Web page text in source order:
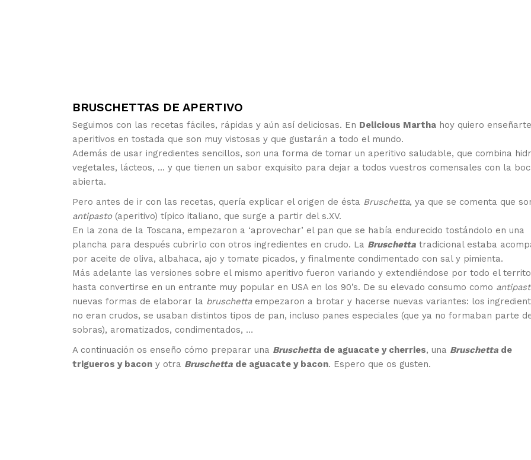
BRUSCHETTAS DE APERTIVO
Seguimos con las recetas fáciles, rápidas y aún así deliciosas. En Delicious Martha hoy quiero
aperitivos en tostada que son muy vistosas y que gustarán a todo el mundo.
Además de usar ingredientes sencillos, son una forma de tomar un aperitivo saludable, que combina
vegetales, lácteos, … y que tienen un sabor exquisito para dejar a todos vuestros comensales con la
abierta.
Pero antes de ir con las recetas, quería explicar el origen de ésta Bruschetta, ya que se comenta que
antipasto(aperitivo) típico italiano, que surge a partir del s.XV.
En la zona de la Toscana, empezaron a ‘aprovechar’ el pan que se había endurecido tostándolo en una
plancha para después cubrirlo con otros ingredientes en crudo. La Bruschetta tradicional estaba
por aceite de oliva, albahaca, ajo y tomate picados, y finalmente condimentado con sal y pimienta.
Más adelante las versiones sobre el mismo aperitivo fueron variando y extendiéndose por todo el
hasta convertirse en un entrante muy popular en USA en los 90’s. De su elevado consumo como
nuevas formas de elaborar la bruschettaempezaron a brotar y hacerse nuevas variantes: los
no eran crudos, se usaban distintos tipos de pan, incluso panes especiales (que ya no formaban parte
sobras), aromatizados, condimentados, …
A continuación os enseño cómo preparar una Bruschetta de aguacate y cherries, una Bruschetta de
trigueros y bacon y otra Bruschetta de aguacate y bacon. Espero que os gusten.